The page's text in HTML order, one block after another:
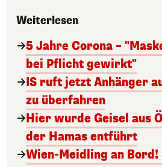
Weiterlesen
5 Jahre Corona –
bei Pflicht gewirkt"
IS ruft jetzt Anhänger
zu überfahren
Hier wurde Geisel aus
der Hamas entführt
Wien-Meidling an